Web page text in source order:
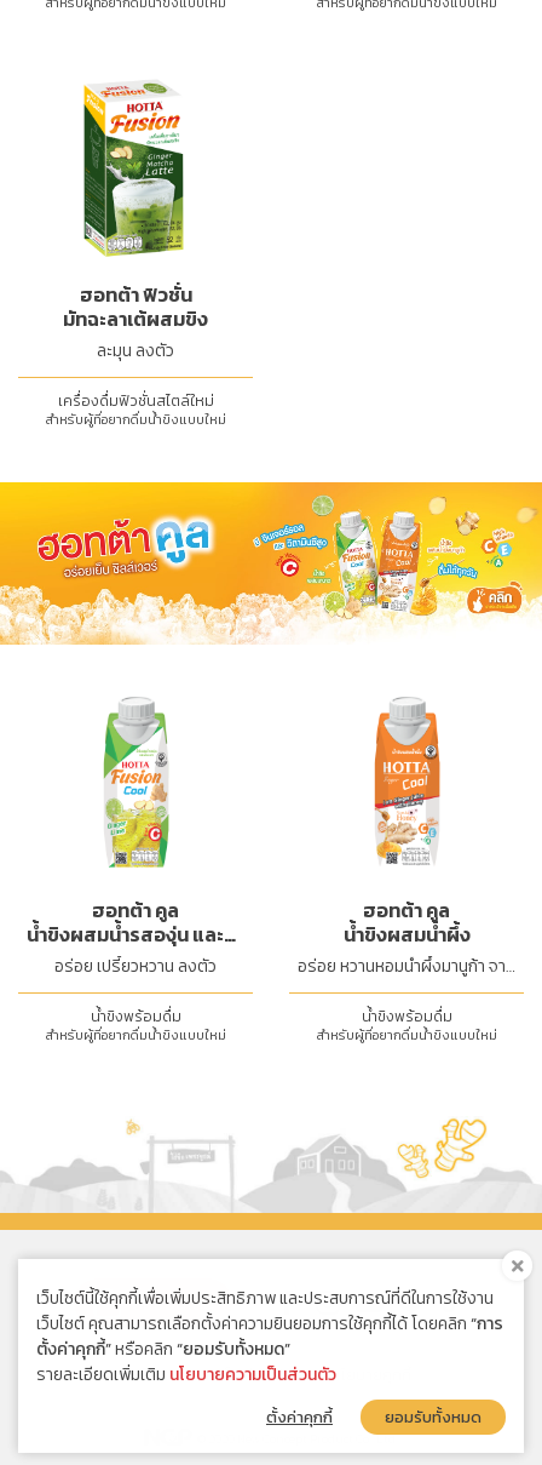
ฮอทต้า ฟิวชั่น
มัทฉะลาเต้ผสมขิง
ละมุน ลงตัว
เครื่องดื่มฟิวชั่นสไตล์ใหม่
สำหรับผู้ที่อยากดื่มน้ำขิงแบบใหม่
ฮอทต้า คูล
น้ำขิงผสมน้ำรสองุ่น และน้ำ
มะนาว
อร่อย เปรี้ยวหวาน ลงตัว
น้ำขิงพร้อมดื่ม
สำหรับผู้ที่อยากดื่มน้ำขิงแบบใหม่
ฮอทต้า คูล
น้ำขิงผสมน้ำผึ้ง
อร่อย หวานหอมน้ำผึ้งมานูก้า จาก
นิวซีแลนด์
น้ำขิงพร้อมดื่ม
สำหรับผู้ที่อยากดื่มน้ำขิงแบบใหม่
ซื้อออนไลน์
นโยบายความเป็นส่วนตัว | นโยบายคุกกี้
© 2020 New Concept Product Co., Ltd.
เว็บไซต์นี้ใช้คุกกี้เพื่อเพิ่มประสิทธิภาพ และประสบการณ์ที่ดีในการใช้งาน
เว็บไซต์ คุณสามารถเลือกตั้งค่าความยินยอมการใช้คุกกี้ได้ โดยคลิก“การ
ตั้งค่าคุกกี้”หรือคลิก“ยอมรับทั้งหมด”
รายละเอียดเพิ่มเติม นโยบายความเป็นส่วนตัว
ตั้งค่าคุกกี้ ยอมรับทั้งหมด